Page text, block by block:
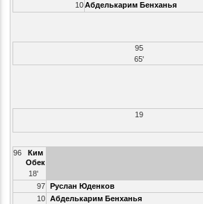
10Абделькарим Бенханья
95
65'
19
96
Ким
Обек
18'
97 Руслан Юденков
10 Абделькарим Бенханья